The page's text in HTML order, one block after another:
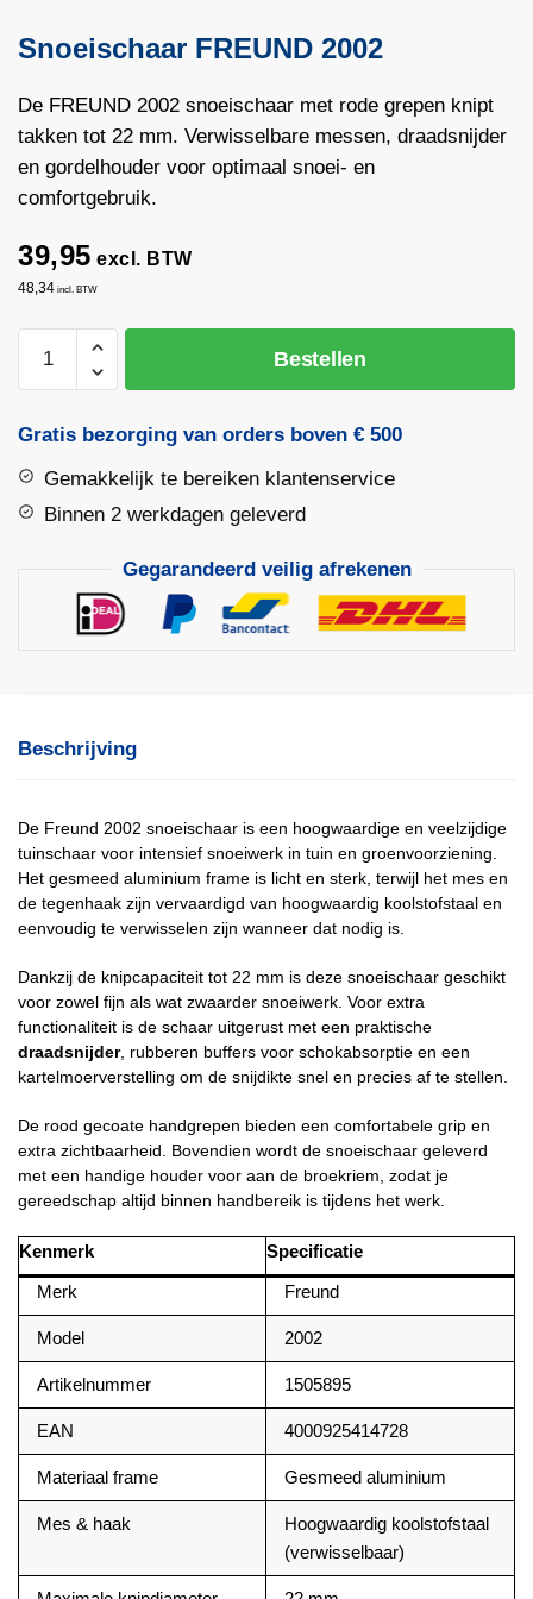
Snoeischaar FREUND 2002
De FREUND 2002 snoeischaar met rode grepen knipt
takken tot 22 mm. Verwisselbare messen, draadsnijder
en gordelhouder voor optimaal snoei- en
comfortgebruik.
39,95 excl. BTW
48,34 incl. BTW
Snoeischaar
FREUND
aantal
Bestellen
Gratis bezorging van orders boven € 500
Gemakkelijk te bereiken klantenservice
Binnen 2 werkdagen geleverd
Gegarandeerd veilig afrekenen
Beschrijving
De Freund 2002 snoeischaar is een hoogwaardige en veelzijdige
tuinschaar voor intensief snoeiwerk in tuin en groenvoorziening.
Het gesmeed aluminium frame is licht en sterk, terwijl het mes en
de tegenhaak zijn vervaardigd van hoogwaardig koolstofstaal en
eenvoudig te verwisselen zijn wanneer dat nodig is.
Dankzij de knipcapaciteit tot 22 mm is deze snoeischaar geschikt
voor zowel fijn als wat zwaarder snoeiwerk. Voor extra
functionaliteit is de schaar uitgerust met een praktische
draadsnijder, rubberen buffers voor schokabsorptie en een
kartelmoerverstelling om de snijdikte snel en precies af te stellen.
De rood gecoate handgrepen bieden een comfortabele grip en
extra zichtbaarheid. Bovendien wordt de snoeischaar geleverd
met een handige houder voor aan de broekriem, zodat je
gereedschap altijd binnen handbereik is tijdens het werk.
Kenmerk
Specificatie
Merk
Freund
Model 2002
Artikelnummer 1505895
EAN 4000925414728
Materiaal frame Gesmeed aluminium
Mes & haak
Hoogwaardig koolstofstaal
(verwisselbaar)